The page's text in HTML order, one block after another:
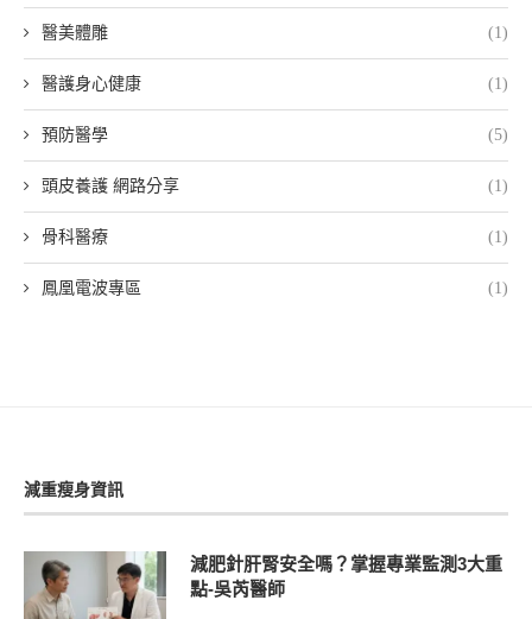
醫美體雕 (1)
醫護身心健康 (1)
預防醫學 (5)
頭皮養護 網路分享 (1)
骨科醫療 (1)
鳳凰電波專區 (1)
減重瘦身資訊
減肥針肝腎安全嗎？掌握專業監測3大重
點-吳芮醫師